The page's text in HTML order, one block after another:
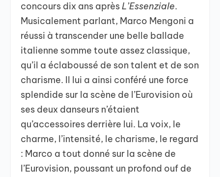
concours dix ans aprèsL’Essenziale.
Musicalement parlant, Marco Mengoni a
réussi à transcender une belle ballade
italienne somme toute assez classique,
qu’il a éclaboussé de son talent et de son
charisme. Il lui a ainsi conféré une force
splendide sur la scène de l’Eurovision où
ses deux danseurs n’étaient
qu’accessoires derrière lui. La voix, le
charme, l’intensité, le charisme, le regard
: Marco a tout donné sur la scène de
l’Eurovision, poussant un profond ouf de